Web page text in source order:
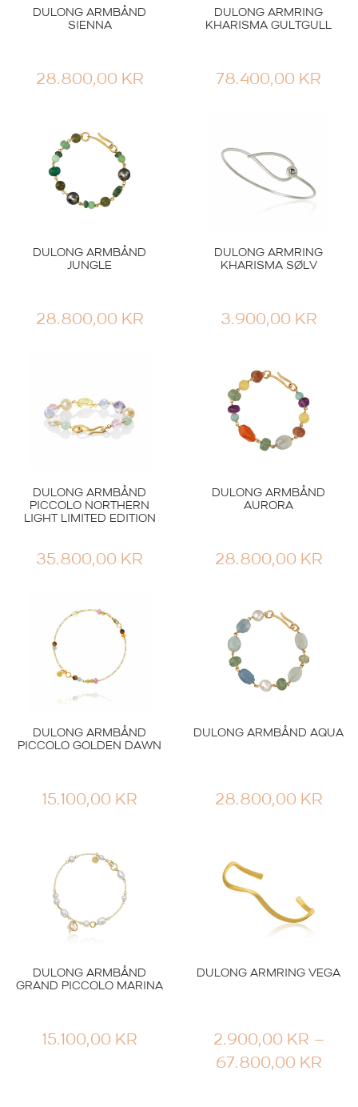
DULONG ARMBÅND
SIENNA
28.800,00 KR
DULONG ARMRING
KHARISMA GULTGULL
78.400,00 KR
DULONG ARMBÅND
JUNGLE
28.800,00 KR
DULONG ARMRING
KHARISMA SØLV
3.900,00 KR
DULONG ARMBÅND
PICCOLO NORTHERN
LIGHT LIMITED EDITION
35.800,00 KR
DULONG ARMBÅND
AURORA
28.800,00 KR
DULONG ARMBÅND
PICCOLO GOLDEN DAWN
15.100,00 KR
DULONG ARMBÅND AQUA
28.800,00 KR
DULONG ARMBÅND
GRAND PICCOLO MARINA
15.100,00 KR
DULONG ARMRING VEGA
2.900,00 KR –
67.800,00 KR